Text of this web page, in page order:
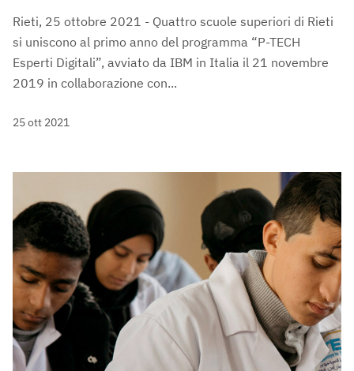
Rieti, 25 ottobre 2021 - Quattro scuole superiori di Rieti
si uniscono al primo anno del programma “P-TECH
Esperti Digitali”, avviato da IBM in Italia il 21 novembre
2019 in collaborazione con...
25 ott 2021